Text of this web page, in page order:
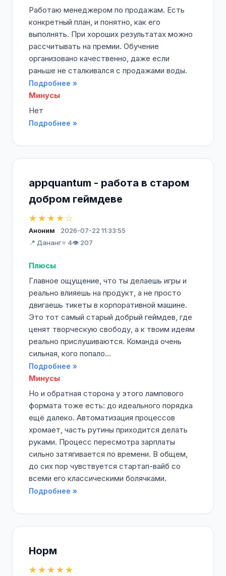
Работаю менеджером по продажам. Есть
конкретный план, и понятно, как его
выполнять. При хороших результатах можно
рассчитывать на премии. Обучение
организовано качественно, даже если
раньше не сталкивался с продажами воды.
Подробнее »
Минусы
Нет
Подробнее »
appquantum - работа в старом
добром геймдеве
★★★★☆
Аноним
2026-07-22 11:33:55
📍 Дананг⭐ 4👁️ 207
Плюсы
Главное ощущение, что ты делаешь игры и
реально влияешь на продукт, а не просто
двигаешь тикеты в корпоративной машине.
Это тот самый старый добрый геймдев, где
ценят творческую свободу, а к твоим идеям
реально прислушиваются. Команда очень
сильная, кого попало...
Подробнее »
Минусы
Но и обратная сторона у этого лампового
формата тоже есть: до идеального порядка
ещё далеко. Автоматизация процессов
хромает, часть рутины приходится делать
руками. Процесс пересмотра зарплаты
сильно затягивается по времени. В общем,
до сих пор чувствуется стартап-вайб со
всеми его классическими болячками.
Подробнее »
Норм
★★★★★